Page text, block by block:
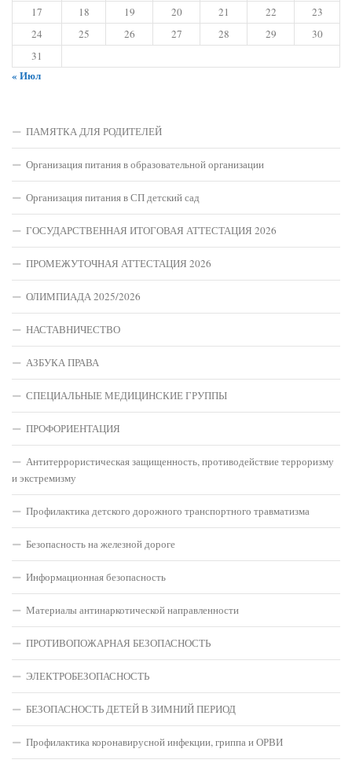
17
18 19 20 21 22
23
24
25 26 27 28 29
30
31
« Июл
ПАМЯТКА ДЛЯ РОДИТЕЛЕЙ
Организация питания в образовательной организации
Организация питания в СП детский сад
ГОСУДАРСТВЕННАЯ ИТОГОВАЯ АТТЕСТАЦИЯ 2026
ПРОМЕЖУТОЧНАЯ АТТЕСТАЦИЯ 2026
ОЛИМПИАДА 2025/2026
НАСТАВНИЧЕСТВО
АЗБУКА ПРАВА
СПЕЦИАЛЬНЫЕ МЕДИЦИНСКИЕ ГРУППЫ
ПРОФОРИЕНТАЦИЯ
Антитеррористическая защищенность, противодействие терроризму
и экстремизму
Профилактика детского дорожного транспортного травматизма
Безопасность на железной дороге
Информационная безопасность
Материалы антинаркотической направленности
ПРОТИВОПОЖАРНАЯ БЕЗОПАСНОСТЬ
ЭЛЕКТРОБЕЗОПАСНОСТЬ
БЕЗОПАСНОСТЬ ДЕТЕЙ В ЗИМНИЙ ПЕРИОД
Профилактика коронавирусной инфекции, гриппа и ОРВИ